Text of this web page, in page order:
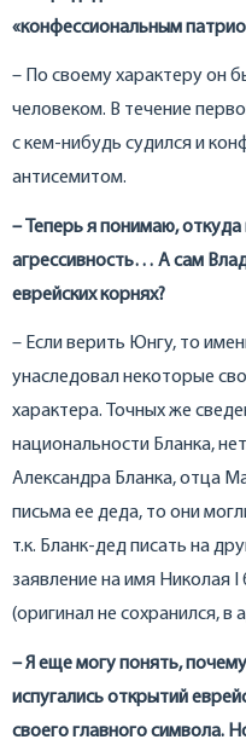
«конфессиональным
– По своему характеру он
человеком. В течение
с кем-нибудь судился и
антисемитом.
– Теперь я понимаю,
агрессивность… А сам
еврейских корнях?
– Если верить Юнгу, то
унаследовал некоторые
характера. Точных же
национальности Бланка,
Александра Бланка, отца
письма ее деда, то они
т.к. Бланк-дед писать на
заявление на имя Николая
(оригинал не сохранился, в
– Я еще могу понять,
испугались открытий
своего главного символа.